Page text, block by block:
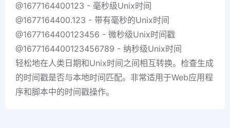
@1677164400123 - 毫秒级Unix时间
@1677164400.123 - 带有毫秒的Unix时间
@1677164400123456 - 微秒级Unix时间戳
@1677164400123456789 - 纳秒级Unix时间
轻松地在人类日期和Unix时间之间相互转换。检查生成
的时间戳是否与本地时间匹配。非常适用于Web应用程
序和脚本中的时间戳操作。